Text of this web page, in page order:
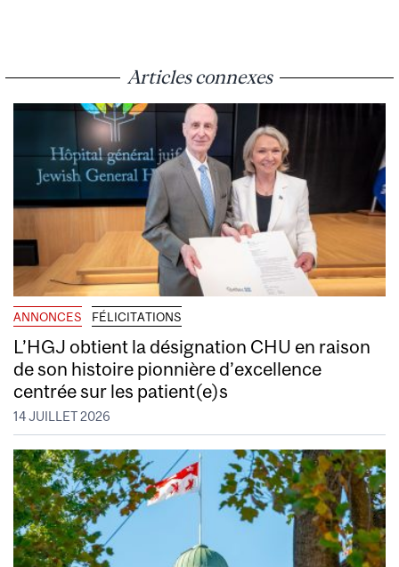
Articles connexes
ANNONCES FÉLICITATIONS
L’HGJ obtient la désignation CHU en raison
de son histoire pionnière d’excellence
centrée sur les patient(e)s
14 JUILLET 2026